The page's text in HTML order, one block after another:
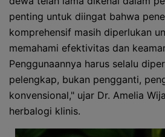
penting untuk diingat bahwa
komprehensif masih diperlukan
memahami efektivitas dan
Penggunaannya harus selalu
pelengkap, bukan pengganti,
konvensional," ujar Dr. Amelia
herbalogi klinis.